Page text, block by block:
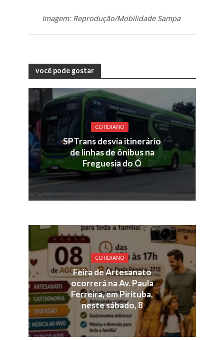
Imagem: Reprodução/Mobilidade Sampa
você pode gostar
COTIDIANO
SPTrans desvia itinerário
de linhas de ônibus na
Freguesia do Ó
COTIDIANO
Feira de Artesanato
ocorrerá na Av. Paula
Ferreira, em Pirituba,
neste sábado, 8